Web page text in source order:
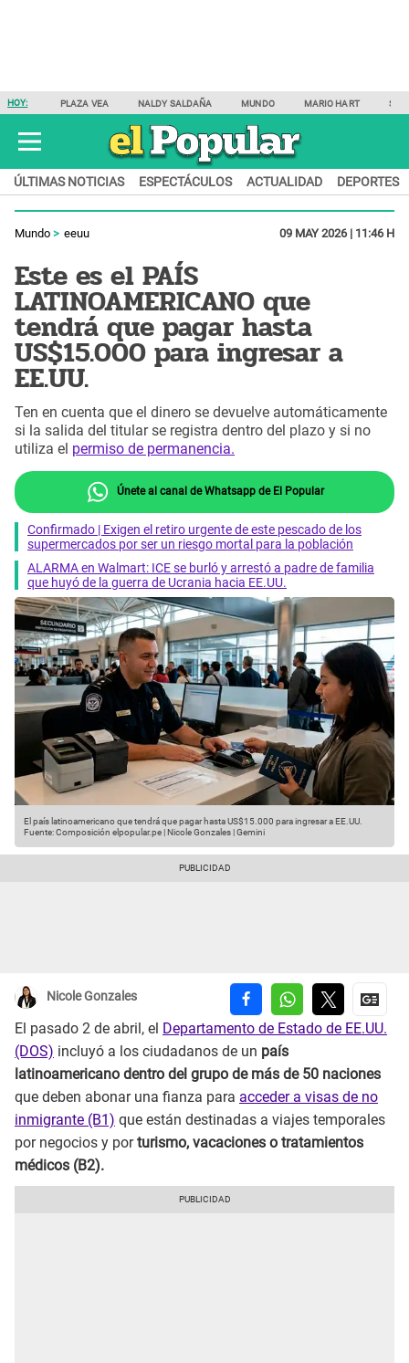
HOY: PLAZA VEA NALDY SALDAÑA MUNDO MARIO HART
ÚLTIMAS NOTICIAS ESPECTÁCULOS ACTUALIDAD DEPORTES
Mundo eeuu 09 MAY 2026 | 11:46 H
Este es el PAÍS
LATINOAMERICANO que
tendrá que pagar hasta
US$15.000 para ingresar a
EE.UU.
Ten en cuenta que el dinero se devuelve automáticamente
si la salida del titular se registra dentro del plazo y si no
utiliza el permiso de permanencia.
Únete al canal de Whatsapp de El Popular
Confirmado | Exigen el retiro urgente de este pescado de los
supermercados por ser un riesgo mortal para la población
ALARMA en Walmart: ICE se burló y arrestó a padre de familia
que huyó de la guerra de Ucrania hacia EE.UU.
El país latinoamericano que tendrá que pagar hasta US$15.000 para ingresar a EE.UU.
Fuente: Composición elpopular.pe | Nicole Gonzales | Gemini
Nicole Gonzales
El pasado 2 de abril, el Departamento de Estado de EE.UU.
(DOS) incluyó a los ciudadanos de un país
latinoamericano dentro del grupo de más de 50 naciones
que deben abonar una fianza para acceder a visas de no
inmigrante (B1) que están destinadas a viajes temporales
por negocios y porturismo, vacaciones o tratamientos
médicos (B2).